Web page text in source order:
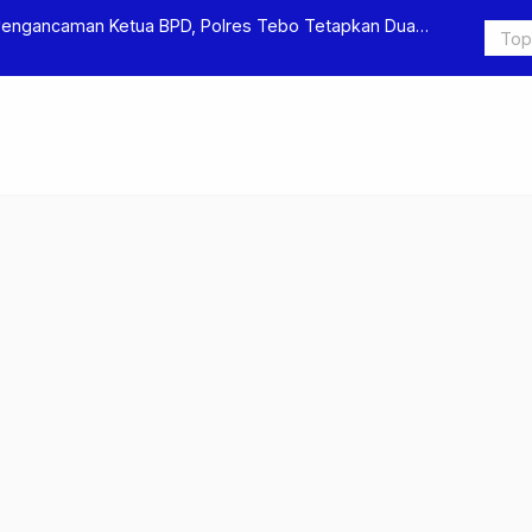
Ketua BPD, Polres Tebo Tetapkan Dua
Polres